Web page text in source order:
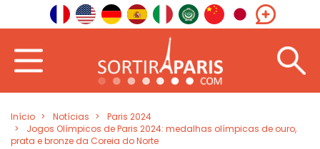
Início Notícias
Paris 2024
Jogos Olímpicos de Paris 2024: medalhas olímpicas de ouro,
prata e bronze da Coreia do Norte